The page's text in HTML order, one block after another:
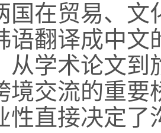
国在贸易、
语翻译成中
从学术论文
境交流的重
性直接决定